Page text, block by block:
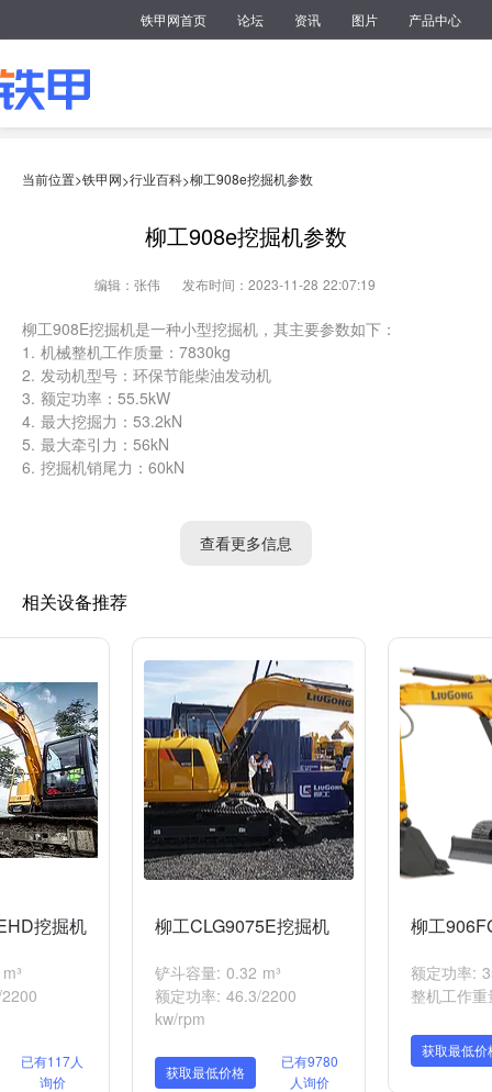
铁甲网首页 论坛 资讯 图片 产品中心
当前位置>铁甲网>行业百科>柳工908e挖掘机参数
柳工908e挖掘机参数
编辑：张伟 发布时间：2023-11-28 22:07:19
柳工908E挖掘机是一种小型挖掘机，其主要参数如下：
1. 机械整机工作质量：7830kg
2. 发动机型号：环保节能柴油发动机
3. 额定功率：55.5kW
4. 最大挖掘力：53.2kN
5. 最大牵引力：56kN
6. 挖掘机销尾力：60kN
9. 挖装机动臂开挖高度：7000mm
12. 最大挖掘深度：5085mm
15. 最小回转半径：3770mm
16. 履带宽度：500mm
17. 履带长度（地面）：2760mm
这些参数可以帮助你了解柳工908E挖掘机的主要性能和使用范
围。
查看更多信息
相关设备推荐
挖掘机
已有117人
询价
柳工CLG9075E挖掘机
铲斗容量: 0.32 m³
额定功率: 46.3/2200
kw/rpm
获取最低价格
已有9780
人询价
柳工
额定功率:
整机工作
获取最低价